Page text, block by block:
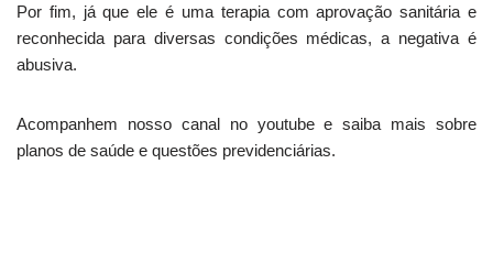
Por fim, já que ele é uma terapia com aprovação sanitária e
reconhecida para diversas condições médicas, a negativa é
abusiva.
Acompanhem nosso canal no youtube e saiba mais sobre
planos de saúde e questões previdenciárias.